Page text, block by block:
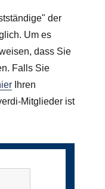
der
Um es
dass Sie
Falls Sie
Ihren
Mitglieder ist